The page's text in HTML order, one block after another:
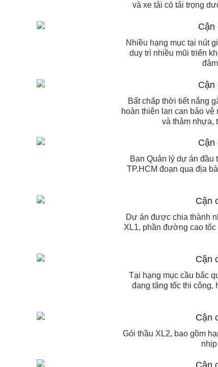
và xe tải có tải trọng
Nhiều hạng mục tại nút
duy trì nhiều mũi triển
Bất chấp thời tiết nắng
hoàn thiện lan can bảo
và thảm nhựa,
Ban Quản lý dự án đầu
TP.HCM đoạn qua địa
Dự án được chia thành
XL1, phần đường cao
Tại hạng mục cầu bắc
đang tăng tốc thi công,
Gói thầu XL2, bao gồm